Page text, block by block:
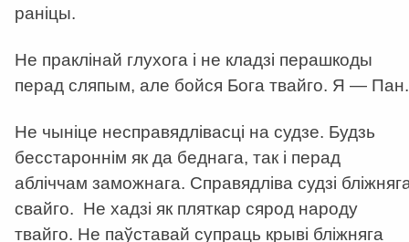
раніцы.
Не праклінай глухога і не кладзі перашкоды
перад сляпым, але бойся Бога твайго. Я — Пан.
Не чыніце несправядлівасці на судзе. Будзь
бесстароннім як да беднага, так і перад
абліччам заможнага. Справядліва судзі
свайго. Не хадзі як пляткар сярод народу
твайго. Не паўставай супраць крыві бліжняга